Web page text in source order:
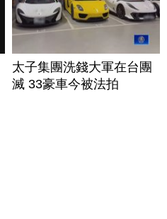
太子集團洗錢大軍在台團
滅 33豪車今被法拍